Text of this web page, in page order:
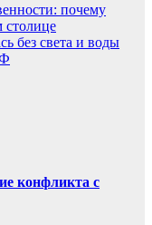
почему
столице
без света и воды
конфликта с